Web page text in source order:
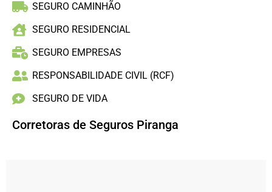
SEGURO CAMINHÃO
SEGURO RESIDENCIAL
SEGURO EMPRESAS
RESPONSABILIDADE CIVIL (RCF)
SEGURO DE VIDA
Corretoras de Seguros Piranga